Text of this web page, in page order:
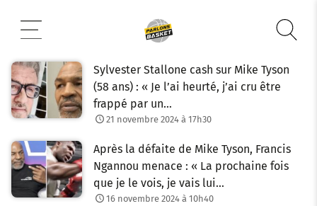
contenu
Sylvester Stallone cash sur Mike Tyson
(58 ans) : « Je l’ai heurté, j’ai cru être
frappé par un…
21 novembre 2024 à 17h30
Après la défaite de Mike Tyson, Francis
Ngannou menace : « La prochaine fois
que je le vois, je vais lui…
16 novembre 2024 à 10h40